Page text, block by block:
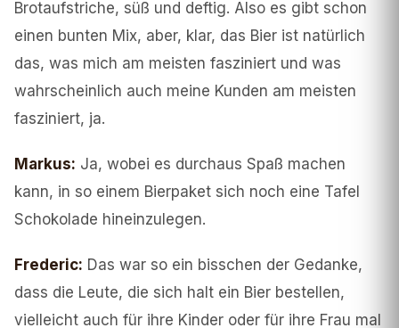
Brotaufstriche, süß und deftig. Also es gibt schon
einen bunten Mix, aber, klar, das Bier ist natürlich
das, was mich am meisten fasziniert und was
wahrscheinlich auch meine Kunden am meisten
fasziniert, ja.
Markus: Ja, wobei es durchaus Spaß machen
kann, in so einem Bierpaket sich noch eine Tafel
Schokolade hineinzulegen.
Frederic: Das war so ein bisschen der Gedanke,
dass die Leute, die sich halt ein Bier bestellen,
vielleicht auch für ihre Kinder oder für ihre Frau mal